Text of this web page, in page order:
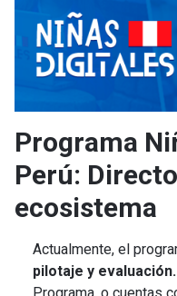
Programa
Perú:
ecosistema
Actualmente, el
pilotaje y evaluación.
Programa, o cuentas